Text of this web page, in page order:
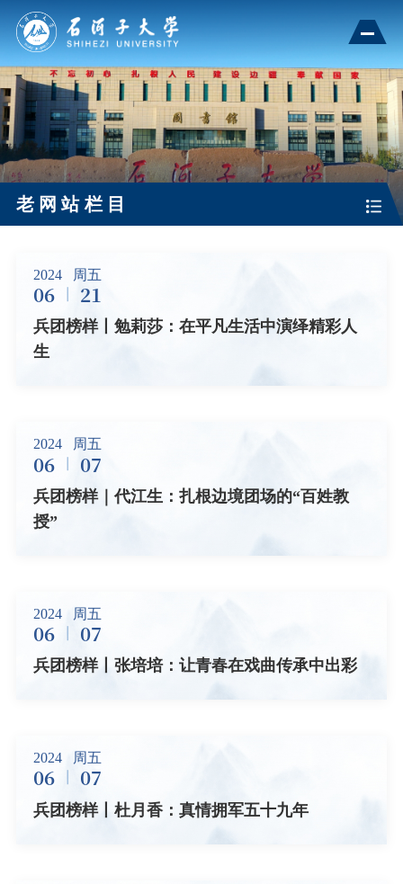
老网站栏目
2024 周五
06 21
兵团榜样丨勉莉莎：在平凡生活中演绎精彩人
生
2024 周五
06 07
兵团榜样｜代江生：扎根边境团场的“百姓教
授”
2024 周五
06 07
兵团榜样丨张培培：让青春在戏曲传承中出彩
2024 周五
06 07
兵团榜样丨杜月香：真情拥军五十九年